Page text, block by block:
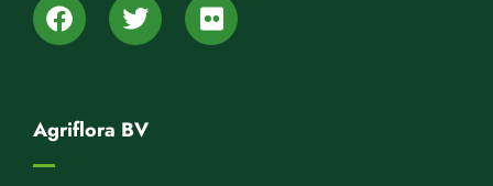
Agriflora BV